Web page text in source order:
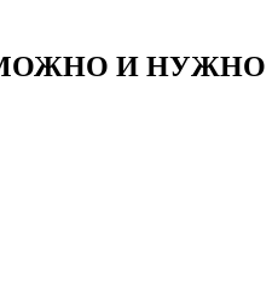
И НУЖНО